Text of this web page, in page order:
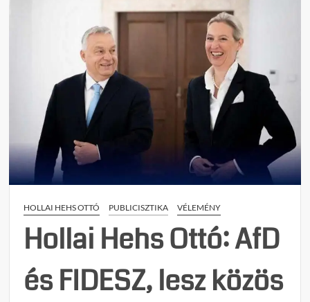
az
HOLLAI HEHS OTTÓ PUBLICISZTIKA VÉLEMÉNY
Hollai Hehs Ottó: AfD
és FIDESZ, lesz közös